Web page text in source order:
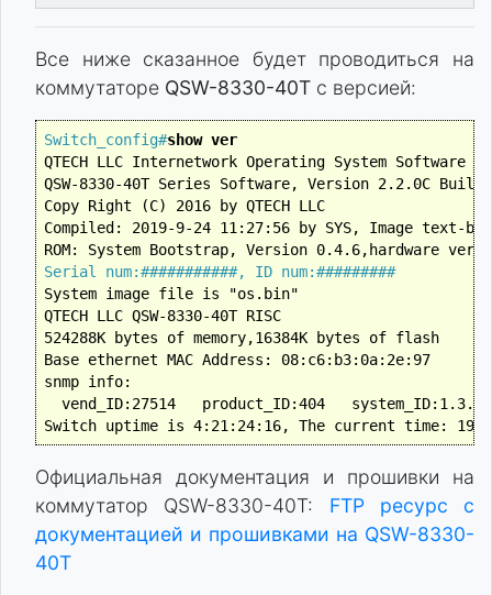
Все ниже сказанное будет проводиться на
коммутаторе QSW-8330-40T с версией:
Switch_config#show ver
QTECH LLC Internetwork Operating System Software
QSW-8330-40T Series Software, Version 2.2.0C Build
Copy Right (C) 2016 by QTECH LLC
Compiled: 2019-9-24 11:27:56 by SYS, Image text-
Serial num:###########, ID num:#########
System image file is "os.bin"
QTECH LLC QSW-8330-40T RISC
524288K bytes of memory,16384K bytes of flash
Base ethernet MAC Address: 08:c6:b3:0a:2e:97
snmp info:
vend_ID:27514   product_ID:404
Официальная документация и прошивки на
коммутатор QSW-8330-40T: FTP ресурс с
документацией и прошивками на QSW-8330-
40T